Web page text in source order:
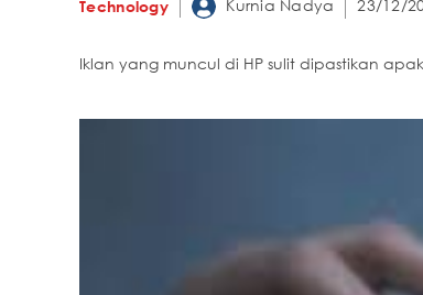
Technology Kurnia Nadya 23/12/
Iklan yang muncul di HP sulit dipastikan